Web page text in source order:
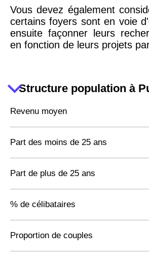
Vous devez également
certains foyers sont en voie
ensuite façonner leurs
en fonction de leurs projets
Structure population à
Revenu moyen
Part des moins de 25 ans
Part de plus de 25 ans
% de célibataires
Proportion de couples